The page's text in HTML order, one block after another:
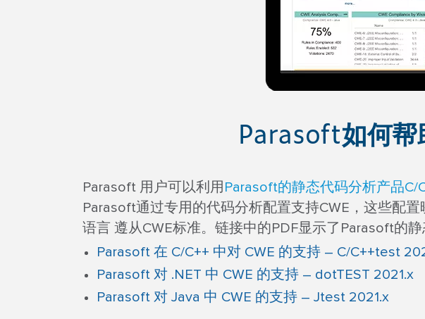
Parasoft如何帮
Parasoft 用户可以利用 Parasoft的静态代码分析产品C/
Parasoft通过专用的代码分析配置支持CWE，这些配
语言 遵从CWE标准。链接中的PDF显示了Parasoft的
Parasoft 在 C/C++ 中对 CWE 的支持 – C/C++test
Parasoft 对 .NET 中 CWE 的支持 – dotTEST 2021.x
Parasoft 对 Java 中 CWE 的支持 – Jtest 2021.x